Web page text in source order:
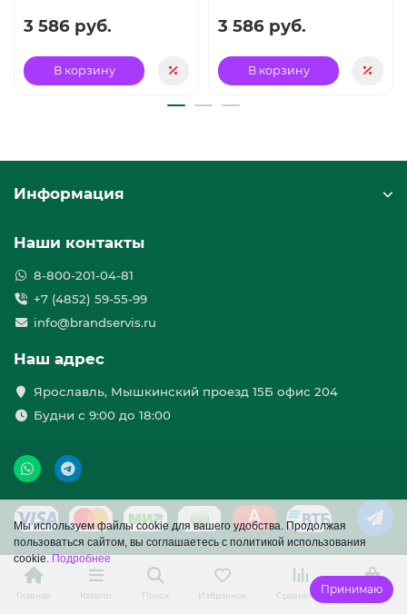
3 586 руб.
В корзину
3 586 руб.
В корзину
Мы используем файлы cookie для вашего удобства. Продолжая
пользоваться сайтом, вы соглашаетесь с политикой использования
cookie.Подробнее
Принимаю
Информация
Наши контакты
8-800-201-04-81
+7 (4852) 59-55-99
info@brandservis.ru
Наш адрес
Ярославль, Мышкинский проезд 15Б офис 204
Будни с 9:00 до 18:00
Главная Каталог Поиск Избранное Сравнение Корзина